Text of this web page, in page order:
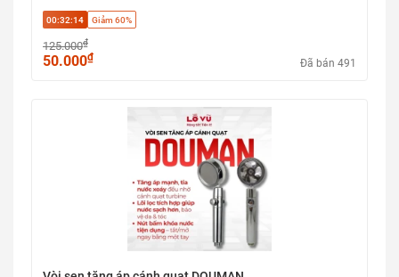
00:32:13 Giảm 60%
125.000₫
50.000₫ Đã bán 491